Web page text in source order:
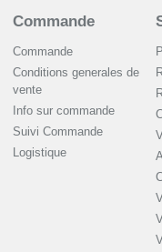
Commande
Commande
Conditions generales de
vente
Info sur commande
Suivi Commande
Logistique